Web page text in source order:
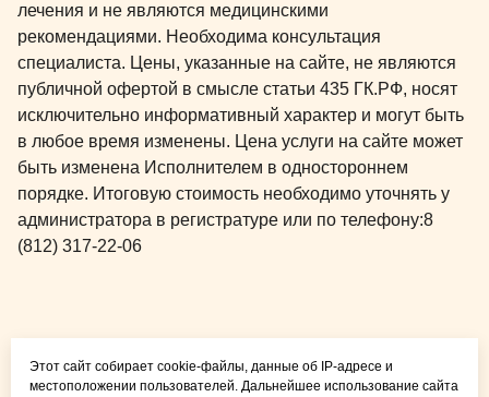
лечения и не являются медицинскими
рекомендациями. Необходима консультация
специалиста. Цены, указанные на сайте, не являются
публичной офертой в смысле статьи 435 ГК.РФ, носят
исключительно информативный характер и могут быть
в любое время изменены. Цена услуги на сайте может
быть изменена Исполнителем в одностороннем
порядке. Итоговую стоимость необходимо уточнять у
администратора в регистратуре или по телефону:8
(812) 317-22-06
детей и взрослых
Этот сайт собирает cookie-файлы, данные об IP-адресе и
местоположении пользователей. Дальнейшее использование сайта